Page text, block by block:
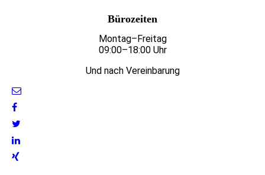
Bürozeiten
Montag–Freitag
09:00–18:00 Uhr
Und nach Vereinbarung